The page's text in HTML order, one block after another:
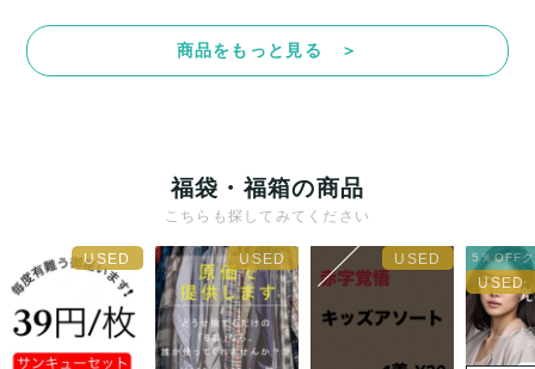
商品をもっと見る ＞
福袋・福箱の商品
こちらも探してみてください
5％OFF